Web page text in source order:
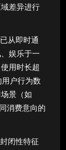
差异进行
从即时通
娱乐于一
用时长超
户行为数
景（如
消费意向的
闭性特征